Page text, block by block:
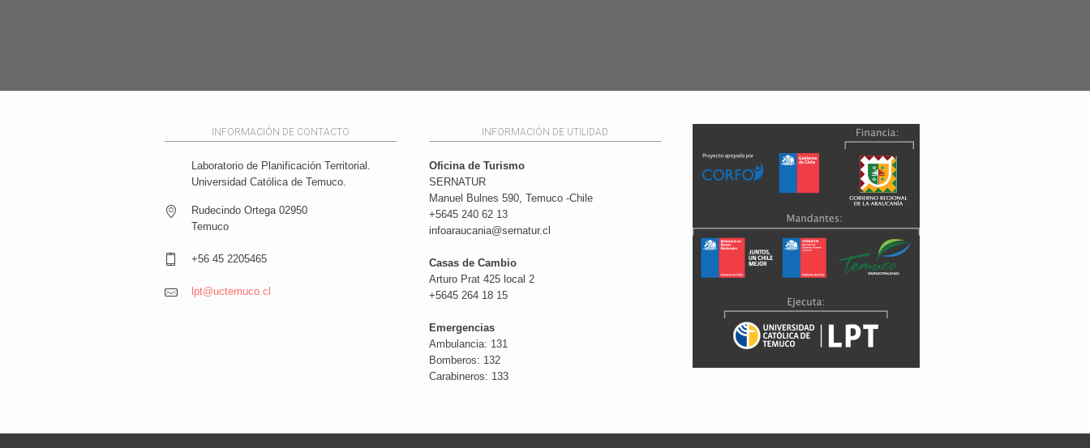
INFORMACIÓN DE CONTACTO
Laboratorio de Planificación Territorial.
Universidad Católica de Temuco.
Rudecindo Ortega 02950
Temuco
+56 45 2205465
lpt@uctemuco.cl
INFORMACIÓN DE UTILIDAD
Oficina de Turismo
SERNATUR
Manuel Bulnes 590, Temuco -Chile
+5645 240 62 13
infoaraucania@sernatur.cl
Casas de Cambio
Arturo Prat 425 local 2
+5645 264 18 15
Emergencias
Ambulancia: 131
Bomberos: 132
Carabineros: 133